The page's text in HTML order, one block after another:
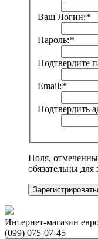
Ваш Логин:*
Пароль:*
Подтвердите
Email:*
Подтвердить
Поля,
обязательны для
Интернет-магазин
(099) 075-07-45